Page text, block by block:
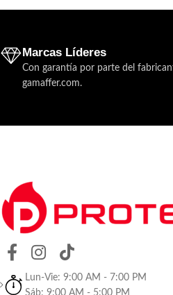
Marcas Líderes
Con garantía por parte del
gamaffer.com.
Lun-Vie: 9:00 AM - 7:00 PM
Sáb: 9:00 AM - 5:00 PM